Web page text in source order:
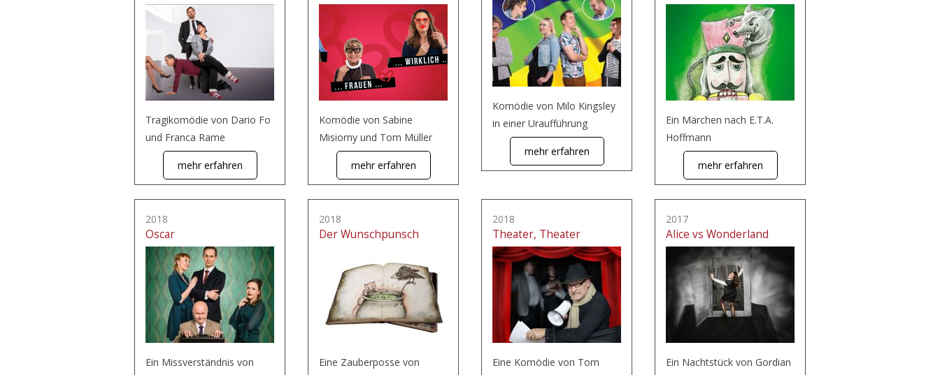
Tragikomödie von Dario Fo
und Franca Rame
mehr erfahren
Komödie von Sabine
Misiorny und Tom Müller
mehr erfahren
Komödie von Milo Kingsley
in einer Uraufführung
mehr erfahren
Ein Märchen nach E.T.A.
Hoffmann
mehr erfahren
2018
Oscar
Ein Missverständnis von
2018
Der Wunschpunsch
Eine Zauberposse von
2018
Theater, Theater
Eine Komödie von Tom
2017
Alice vs Wonderland
Ein Nachtstück von Gordian